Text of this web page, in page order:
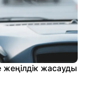
жеңілдік жасауды